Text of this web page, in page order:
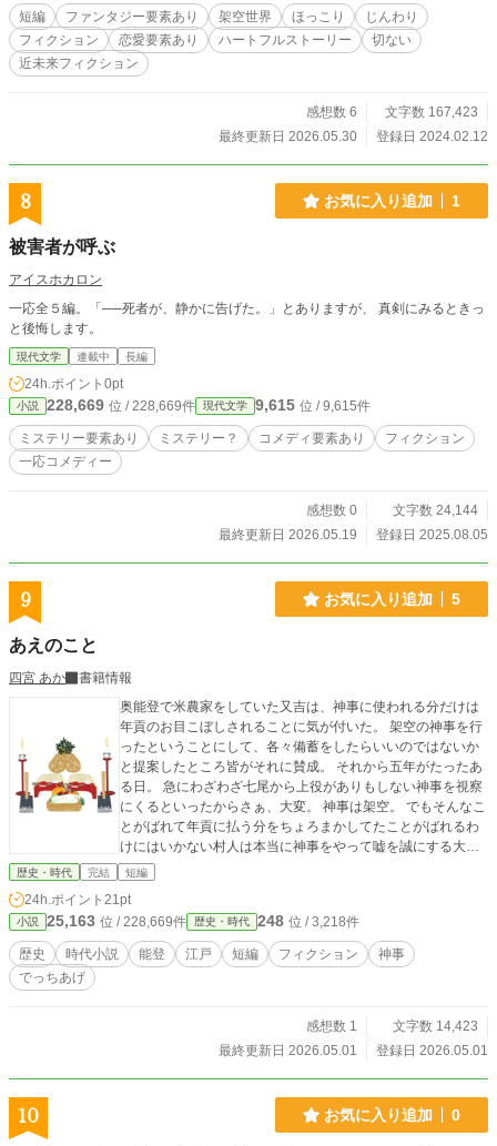
短編 ファンタジー要素あり 架空世界 ほっこり
じんわり
フィクション
恋愛要素あり ハートフルストーリー
切ない
近未来フィクション
感想数 6
文字数 167,423
最終更新日 2026.05.30
登録日 2024.02.12
8 お気に入り追加 1
被害者が呼ぶ
アイスホカロン
一応全５編。「──死者が、静かに告げた。」とありますが、 真剣にみるときっ
と後悔します。
現代文学 連載中 長編
24h.ポイント 0pt
小説 228,669 位 / 228,669件 現代文学 9,615 位 / 9,615件
ミステリー要素あり ミステリー？ コメディ要素あり
フィクション
一応コメディー
感想数 0
文字数 24,144
最終更新日 2026.05.19
登録日 2025.08.05
9 お気に入り追加 5
あえのこと
四宮 あか
書籍情報
奥能登で米農家をしていた又吉は、神事に使われる分だけは
年貢のお目こぼしされることに気が付いた。 架空の神事を行
ったということにして、各々備蓄をしたらいいのではないか
と提案したところ皆がそれに賛成。 それから五年がたったあ
る日。 急にわざわざ七尾から上役がありもしない神事を視察
にくるといったからさぁ、大変。 神事は架空。 でもそんなこ
とがばれて年貢に払う分をちょろまかしてたことがばれるわ
けにはいかない村人は本当に神事をやって嘘を誠にする大芝
居をすることにした。 イラストは illustACさんからお借りし
歴史・時代 完結 短編
24h.ポイント 21pt
小説 25,163 位 / 228,669件 歴史・時代 248 位 / 3,218件
歴史 時代小説 能登 江戸 短編 フィクション
神事
でっちあげ
感想数 1
文字数 14,423
最終更新日 2026.05.01
登録日 2026.05.01
10 お気に入り追加 0